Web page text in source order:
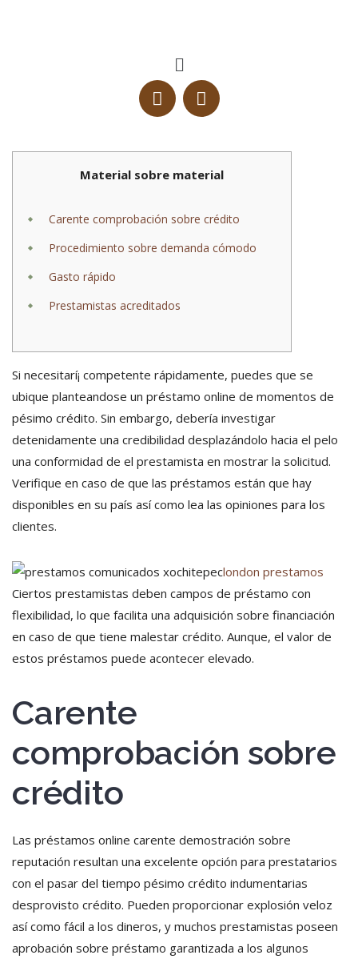
Material sobre material
Carente comprobación sobre crédito
Procedimiento sobre demanda cómodo
Gasto rápido
Prestamistas acreditados
Si necesitarí¡ competente rápidamente, puedes que se
ubique planteandose un préstamo online de momentos de
pésimo crédito. Sin embargo, debería investigar
detenidamente una credibilidad desplazándolo hacia el pelo
una conformidad de el prestamista en mostrar la solicitud.
Verifique en caso de que las préstamos están que hay
disponibles en su país así­ como lea las opiniones para los
clientes.
london prestamos
Ciertos prestamistas deben campos de préstamo con
flexibilidad, lo que facilita una adquisición sobre financiación
en caso de que tiene malestar crédito. Aunque, el valor de
estos préstamos puede acontecer elevado.
Carente
comprobación sobre
crédito
Las préstamos online carente demostración sobre
reputación resultan una excelente opción para prestatarios
con el pasar del tiempo pésimo crédito indumentarias
desprovisto crédito. Pueden proporcionar explosión veloz
así­ como fácil a los dineros, y muchos prestamistas poseen
aprobación sobre préstamo garantizada a los algunos